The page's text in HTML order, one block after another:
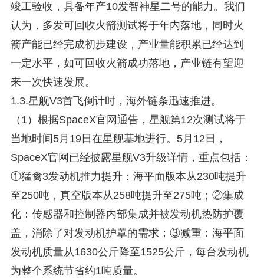
竣工验收，具备年产10发智神星二号的能力。我们
认为，多发可回收火箭测试将于年内落地，同时火
箭产能已经完成初步建设，产业量能积累已经达到
一定水平，如可回收火箭成功落地，产业链有望迎
来一次快速发展。
1.3.星舰V3首飞倒计时，海外链条迅速推进。
（1）根据SpaceX官网通告，星舰第12次测试将于
当地时间5月19日在星舰基地进行。5月12日，
SpaceX官网已经披露星舰V3升级详情，重点包括：
①猛禽3发动机推力提升：海平面版本从230吨提升
至250吨，真空版本从258吨提升至275吨；②集成
化：传感器和控制器内部集成并被发动机热防护覆
盖，消除了对发动机护罩的需求；③减重：海平面
发动机质量从1630公斤降至1525公斤，每台发动机
为整个系统节省约1吨质量。